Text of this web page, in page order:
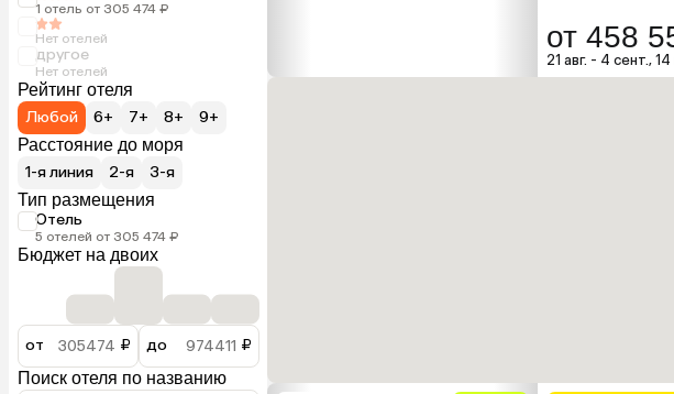
1 отель от 305 474 ₽
Нет отелей
другое
Нет отелей
Рейтинг отеля
Любой
6+ 7+ 8+
9+
Расстояние до моря
1-я линия
2-я
3-я
Тип размещения
Отель
5 отелей от 305 474 ₽
Бюджет на двоих
от ₽ до
₽
Поиск отеля по названию
от 458
21 авг. - 4 сент.,